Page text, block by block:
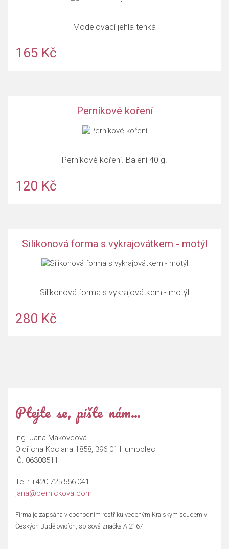
Modelovací jehla tenká
165 Kč
Perníkové koření
Perníkové koření. Balení 40 g.
120 Kč
Silikonová forma s vykrajovátkem - motýl
Silikonová forma s vykrajovátkem - motýl
280 Kč
Ptejte se, pište nám…
Ing. Jana Makovcová
Oldřicha Kociana 1858, 396 01 Humpolec
IČ: 06308511
Tel.: +420 725 556 041
jana@pernickova.com
Firma je zapsána v obchodním restříku vedeným Krajským soudem v
Českých Budějovicích, spisová značka A 2167.